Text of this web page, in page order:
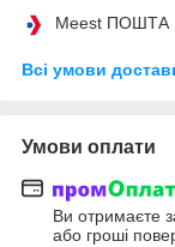
Meest ПОШТА
Всі умови
Умови оплати
Ви отримаєте
або гроші